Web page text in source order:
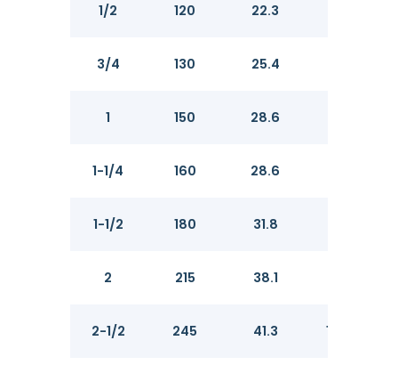
1/2 120 22.3
3/4 130 25.4
1 150 28.6
1-1/4 160 28.6
1-1/2 180 31.8
2 215 38.1
2-1/2 245 41.3 104.8